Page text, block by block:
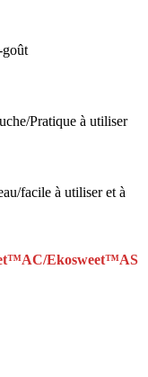
goût
Pratique à utiliser
facile à utiliser et à
Ekosweet™AS